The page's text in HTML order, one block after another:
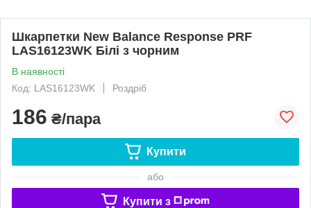
Шкарпетки New Balance Response PRF
LAS16123WK Білі з чорним
В наявності
Код: LAS16123WK
Роздріб
186 ₴/пара
Купити
або
Купити з